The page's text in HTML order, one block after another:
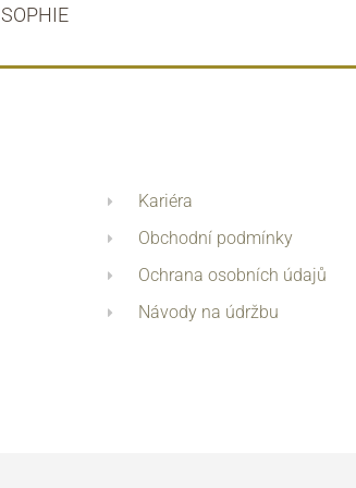
SOPHIE
Kariéra
Obchodní podmínky
Ochrana osobních údajů
Návody na údržbu